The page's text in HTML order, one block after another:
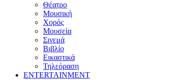
Θέατρο
Μουσική
Χορός
Μουσεία
Σινεμά
Βιβλίο
Εικαστικά
Τηλεόραση
ENTERTAINMENT